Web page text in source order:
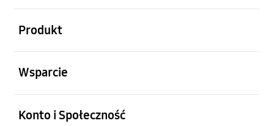
Produkt
Wsparcie
Konto i Społeczność